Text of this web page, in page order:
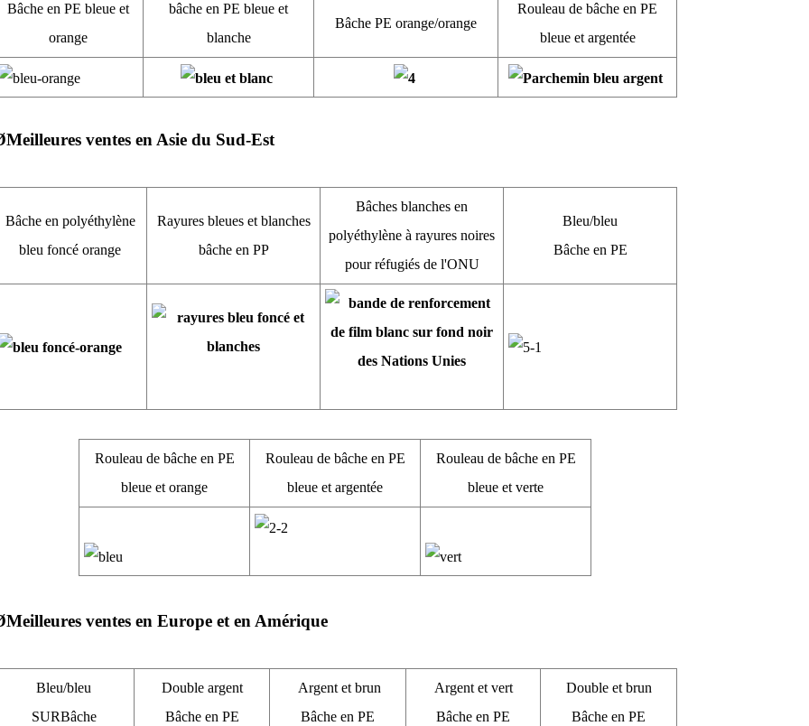
Bâche en PE bleue et
orange
bâche en PE bleue et
blanche
Bâche PE orange/orange
Rouleau de bâche en PE
bleue et argentée
Meilleures ventes en Asie du Sud-Est
Bâche en polyéthylène
bleu foncé orange
Rayures bleues et blanches
bâche en PP
Bâches blanches en
polyéthylène à rayures noires
pour réfugiés de l'ONU
Bleu/bleu
Bâche en PE
Rouleau de bâche en PE
bleue et orange
Rouleau de bâche en PE
bleue et argentée
Rouleau de bâche en PE
bleue et verte
Meilleures ventes en Europe et en Amérique
Bleu/bleu
SURBâche
Double argent
Bâche en PE
Argent et brun
Bâche en PE
Argent et vert
Bâche en PE
Double et brun
Bâche en PE